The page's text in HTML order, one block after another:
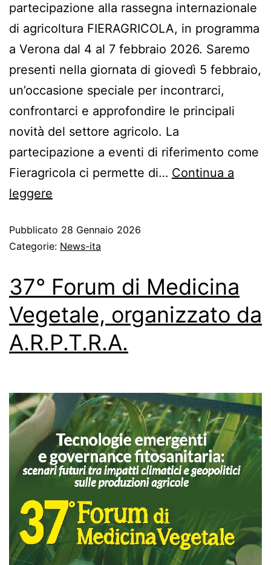
partecipazione alla rassegna internazionale
di agricoltura FIERAGRICOLA, in programma
a Verona dal 4 al 7 febbraio 2026. Saremo
presenti nella giornata di giovedì 5 febbraio,
un’occasione speciale per incontrarci,
confrontarci e approfondire le principali
novità del settore agricolo. La
partecipazione a eventi di riferimento come
Fieragricola ci permette di… Continua a
leggere
Pubblicato 28 Gennaio 2026
Categorie: News-ita
37° Forum di Medicina
Vegetale, organizzato da
A.R.P.T.R.A.